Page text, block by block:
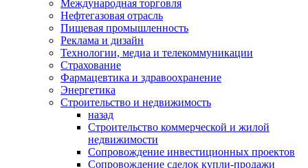
Международная торговля
Нефтегазовая отрасль
Пищевая промышленность
Реклама и дизайн
Технологии, медиа и телекоммуникации
Страхование
Фармацевтика и здравоохранение
Энергетика
Строительство и недвижимость
назад
Строительство коммерческой и жилой
недвижимости
Сопровождение инвестиционных проектов
Сопровождение сделок купли-продажи